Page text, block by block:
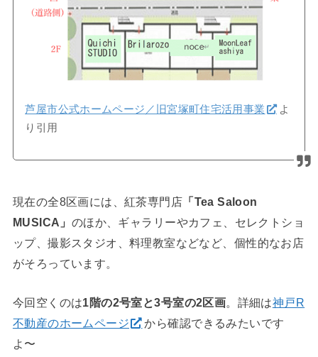
芦屋市公式ホームページ／旧宮塚町住宅活用事業
よ
り引用
現在の全8区画には、紅茶専門店 「Tea Saloon
MUSICA」 のほか、ギャラリーやカフェ、セレクトショ
ップ、撮影スタジオ、料理教室などなど、個性的なお店
がそろっています。
今回空くのは1階の2号室と3号室の2区画。詳細は神戸R
不動産のホームページ
から確認できるみたいです
よ〜